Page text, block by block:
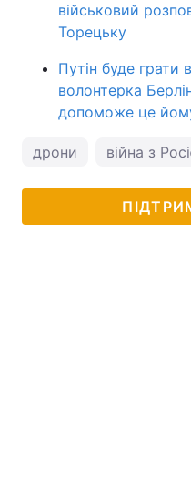
військовий
Торецьку
Путін буде грати
волонтерка
допоможе це
дрони війна з